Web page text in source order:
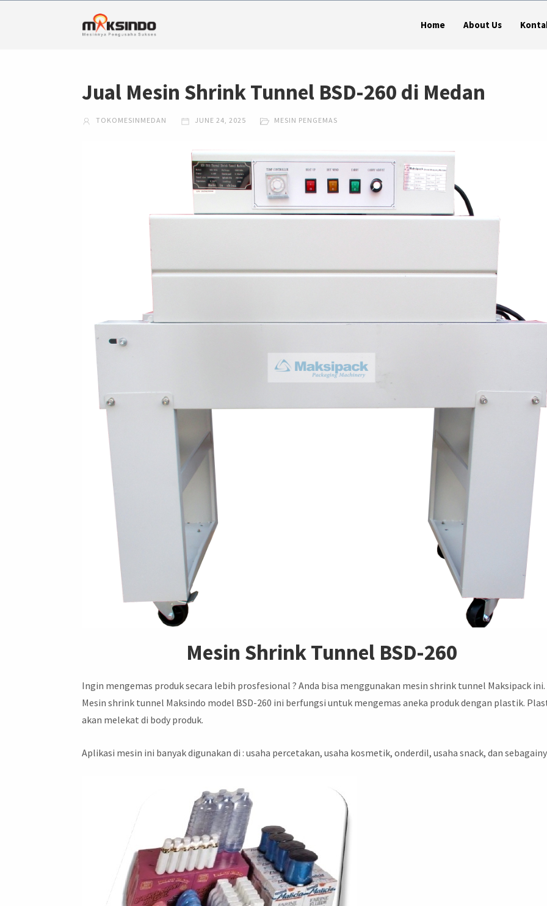
Home About Us
Jual Mesin Shrink Tunnel BSD-260 di Medan
TOKOMESINMEDAN JUNE 24, 2025 MESIN PENGEMAS
Mesin Shrink Tunnel BSD-260
Ingin mengemas produk secara lebih prosfesional ? Anda bisa menggunakan mesin shrink tunnel Maksipack ini.
Mesin shrink tunnel Maksindo model BSD-260 ini berfungsi untuk mengemas aneka produk dengan plastik.
akan melekat di body produk.
Aplikasi mesin ini banyak digunakan di : usaha percetakan, usaha kosmetik, onderdil, usaha snack, dan